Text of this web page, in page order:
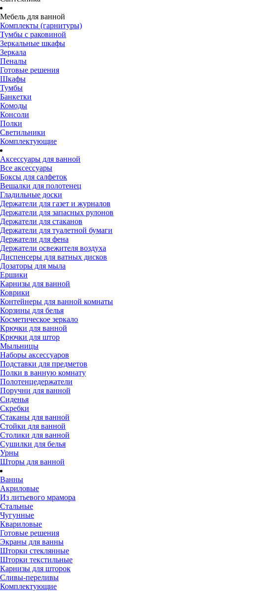
Мебель для ванной
Комплекты (гарнитуры)
Тумбы с раковиной
Зеркальные шкафы
Зеркала
Пеналы
Готовые решения
Шкафы
Тумбы
Банкетки
Комоды
Консоли
Полки
Светильники
Комплектующие
Аксессуары для ванной
Все аксессуары
Боксы для салфеток
Вешалки для полотенец
Гладильные доски
Держатели для газет и журналов
Держатели для запасных рулонов
Держатели для стаканов
Держатели для туалетной бумаги
Держатели для фена
Держатели освежителя воздуха
Диспенсеры для ватных дисков
Дозаторы для мыла
Ершики
Карнизы для ванной
Коврики
Контейнеры для ванной комнаты
Корзины для белья
Косметическое зеркало
Крючки для ванной
Крючки для штор
Мыльницы
Наборы аксессуаров
Подставки для предметов
Полки в ванную комнату
Полотенцедержатели
Поручни для ванной
Сиденья
Скребки
Стаканы для ванной
Стойки для ванной
Столики для ванной
Сушилки для белья
Урны
Шторы для ванной
Ванны
Акриловые
Из литьевого мрамора
Стальные
Чугунные
Квариловые
Готовые решения
Экраны для ванны
Шторки стеклянные
Шторки текстильные
Карнизы для шторок
Сливы-переливы
Комплектующие